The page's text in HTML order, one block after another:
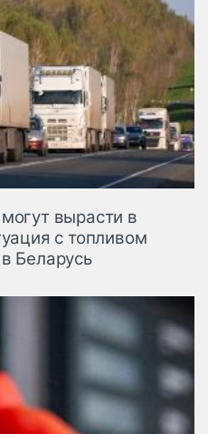
вырасти в
с топливом
Беларусь